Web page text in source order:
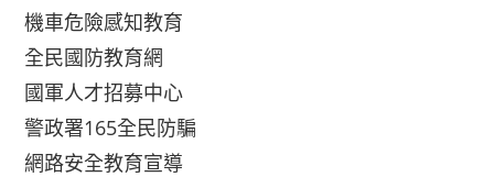
機車危險感知教育
全民國防教育網
國軍人才招募中心
警政署165全民防騙
網路安全教育宣導